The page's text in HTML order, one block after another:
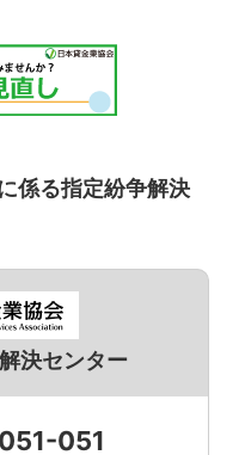
係る指定紛争解決
決センター
051